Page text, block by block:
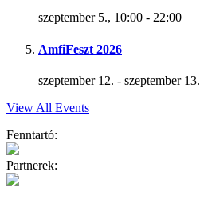
szeptember 5., 10:00 - 22:00
AmfiFeszt 2026
szeptember 12. - szeptember 13.
View All Events
Fenntartó:
Partnerek: